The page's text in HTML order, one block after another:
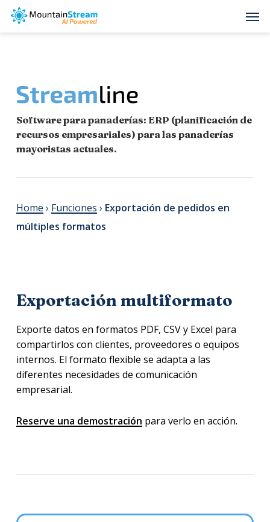
Skip
Software para panaderías: ERP (planificación de
recursos empresariales) para las panaderías
mayoristas actuales.
Home › Funciones › Exportación de pedidos en
múltiples formatos
Exportación multiformato
Exporte datos en formatos PDF, CSV y Excel para
compartirlos con clientes, proveedores o equipos
internos. El formato flexible se adapta a las
diferentes necesidades de comunicación
empresarial.
Reserve una demostración para verlo en acción.